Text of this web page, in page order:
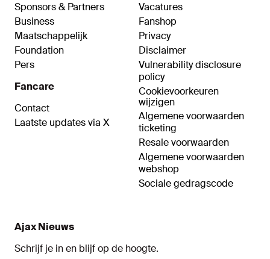
Sponsors & Partners
Business
Maatschappelijk
Foundation
Pers
Fancare
Contact
Laatste updates via X
Vacatures
Fanshop
Privacy
Disclaimer
Vulnerability disclosure
policy
Cookievoorkeuren
wijzigen
Algemene voorwaarden
ticketing
Resale voorwaarden
Algemene voorwaarden
webshop
Sociale gedragscode
Ajax Nieuws
Schrijf je in en blijf op de hoogte.